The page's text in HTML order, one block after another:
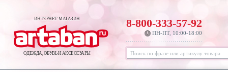
ИНТЕРНЕТ-МАГАЗИН
ОДЕЖДА, ОБУВЬ И АКСЕССУАРЫ
8-800-333-57-92
ПН-ПТ, 10:00-18:00